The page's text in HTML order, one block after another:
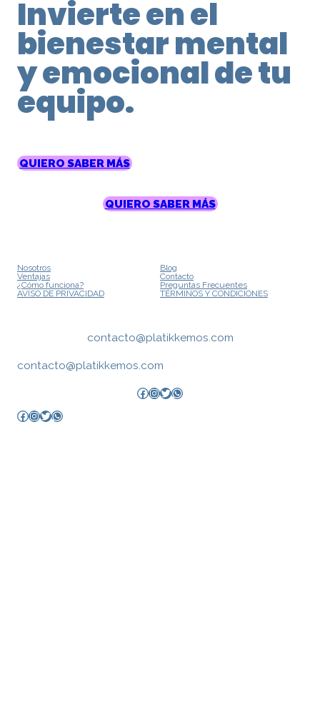
Invierte en el
bienestar mental
y emocional de tu
equipo.
QUIERO SABER MÁS
QUIERO SABER MÁS
Nosotros
Ventajas
¿Cómo funciona?
AVISO DE PRIVACIDAD
Blog
Contacto
Preguntas Frecuentes
TÉRMINOS Y CONDICIONES
contacto@platikkemos.com
contacto@platikkemos.com
Facebook InstagramTwitter WhatsApp
Facebook InstagramTwitter WhatsApp